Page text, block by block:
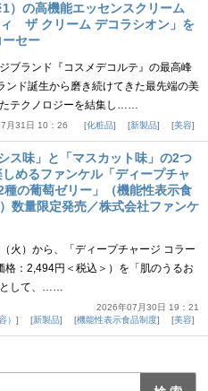
）の高機能エッセンスクリーム
ィ ザ クリーム デコラシオン」を
セー
ブランド『コスメデコルテ』の最高峰
ンド誕生から磨き続けてきた最先端の美
テクノロジーを結集し……
月31日 10：26 化粧品 新製品 美容
ス味」と「マスカット味」の2つ
めるファンケル「ディープチャ
種の葡萄ゼリー」（機能性表示食
数量限定発売／株式会社ファンケ
火）から、「ディープチャージ コラー
：2,494円＜税込＞）を「肌のうるお
として、……
2026年07月30日 19：21
） 新製品 機能性表示食品制度 美容